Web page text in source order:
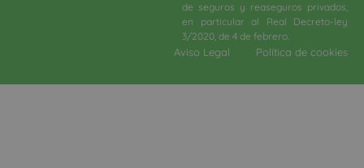
de seguros y reaseguros privados,
en particular al Real Decreto-ley
3/2020, de 4 de febrero.​
Aviso Legal Política de cookies